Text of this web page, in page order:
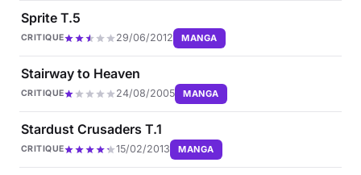
Sprite T.5
CRITIQUE 29/06/2012 MANGA
Stairway to Heaven
CRITIQUE 24/08/2005 MANGA
Stardust Crusaders T.1
CRITIQUE 15/02/2013 MANGA